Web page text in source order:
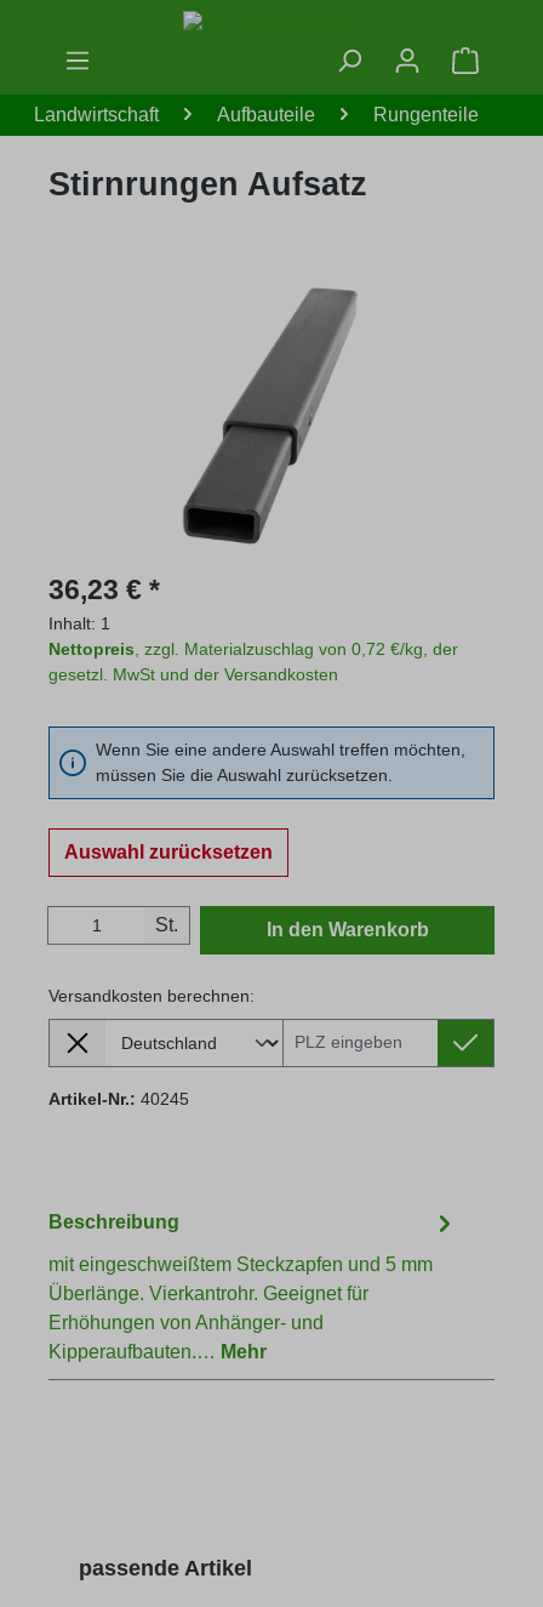
Zum Hauptinhalt springen
Landwirtschaft Aufbauteile Rungenteile
Stirnrungen Aufsatz
Regulärer Preis:
36,23 € *
Inhalt: 1
Nettopreis , zzgl. Materialzuschlag von 0,72 €/kg, der
gesetzl. MwSt und der Versandkosten
Wenn Sie eine andere Auswahl treffen möchten,
müssen Sie die Auswahl zurücksetzen.
Auswahl zurücksetzen
Produkt Anzahl: Gib den gewünschten
St. In den Warenkorb
Versandkosten berechnen:
Lieferland
Versandkosten berechnen:
Artikel-Nr.: 40245
Beschreibung
mit eingeschweißtem Steckzapfen und 5 mm
Überlänge. Vierkantrohr. Geeignet für
Erhöhungen von Anhänger- und
Kipperaufbauten.… Mehr
Produktgalerie überspringen
passende Artikel